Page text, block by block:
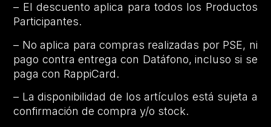
– El descuento aplica para todos los Productos
Participantes.
– No aplica para compras realizadas por PSE, ni
pago contra entrega con Datáfono, incluso si se
paga con RappiCard.
– La disponibilidad de los artículos está sujeta a
confirmación de compra y/o stock.